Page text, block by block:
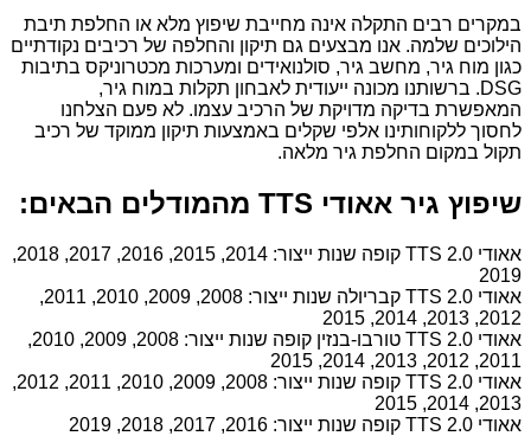
במקרים רבים התקלה אינה מחייבת שיפוץ מלא או החלפת תיבת
הילוכים שלמה. אנו מבצעים גם תיקון והחלפה של רכיבים נקודתיים
כגון מוח גיר, מחשב גיר, סולנואידים ומערכות מכטרוניקס בתיבות
DSG. ברשותנו מכונה ייעודית לאבחון תקלות במוח גיר,
המאפשרת בדיקה מדויקת של הרכיב עצמו. לא פעם הצלחנו
לחסוך ללקוחותינו אלפי שקלים באמצעות תיקון ממוקד של רכיב
תקול במקום החלפת גיר מלאה.
שיפוץ גיר אאודי TTS מהמודלים הבאים:
אאודי TTS 2.0 קופה שנות ייצור: 2014, 2015, 2016, 2017, 2018,
2019
אאודי TTS 2.0 קבריולה שנות ייצור: 2008, 2009, 2010, 2011,
2012, 2013, 2014, 2015
אאודי TTS 2.0 טורבו-בנזין קופה שנות ייצור: 2008, 2009, 2010,
2011, 2012, 2013, 2014, 2015
אאודי TTS 2.0 קופה שנות ייצור: 2008, 2009, 2010, 2011, 2012,
2013, 2014, 2015
אאודי TTS 2.0 קופה שנות ייצור: 2016, 2017, 2018, 2019